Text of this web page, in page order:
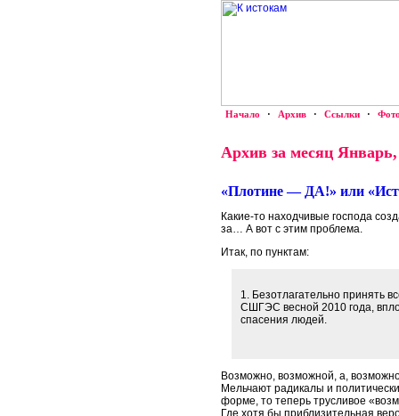
Начало · Архив · Ссылки ·
Архив за месяц Январь,
«Плотине — ДА!» или
Какие-то находчивые господа
за… А вот с этим проблема.
Итак, по пунктам:
1. Безотлагательно принять
СШГЭС весной 2010 года,
спасения людей.
Возможно, возможной, а,
Мельчают радикалы и
форме, то теперь трусливое
Где хотя бы приблизительная